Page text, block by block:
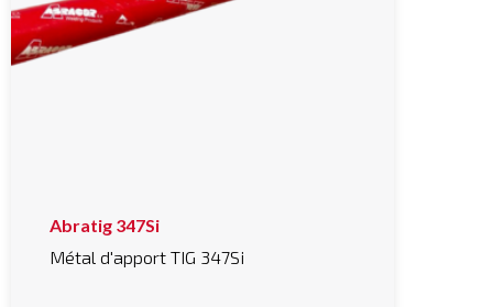
Abratig 347Si
Métal d'apport TIG 347Si